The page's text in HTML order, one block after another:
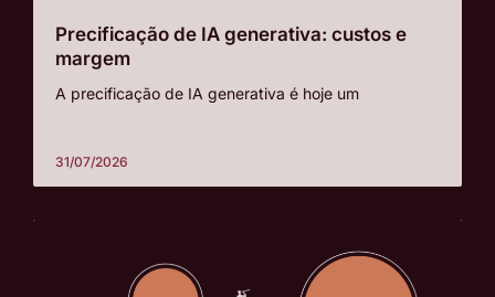
Precificação de IA generativa: custos e
margem
A precificação de IA generativa é hoje um
31/07/2026